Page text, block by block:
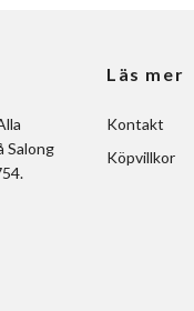
Salong
Läs mer
Kontakt
Köpvillkor